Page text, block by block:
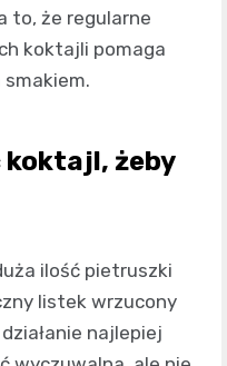
to, że regularne
koktajli pomaga
smakiem.
żeby
ilość pietruszki
listek wrzucony
najlepiej